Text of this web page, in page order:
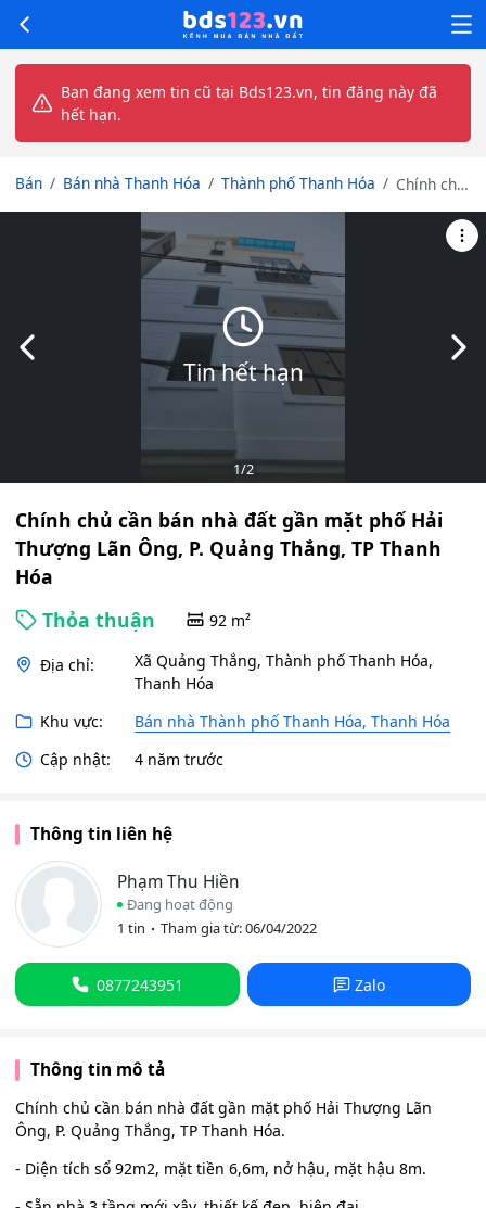
Bạn đang xem tin cũ tại Bds123.vn, tin đăng này đã
hết hạn.
Bán Bán nhà Thanh Hóa Thành phố Thanh Hóa
Chính chủ
nhà đất
gần mặt
P. Quảng
Thắng, TP
Tin hết hạn
Slide trước
1/2
Chính chủ cần bán nhà đất gần mặt phố Hải
Thượng Lãn Ông, P. Quảng Thắng, TP Thanh
Hóa
Thỏa thuận
92 m²
Địa chỉ:
Xã Quảng Thắng, Thành phố Thanh Hóa,
Thanh Hóa
Khu vực:
Bán nhà Thành phố Thanh Hóa, Thanh Hóa
Cập nhật:
4 năm trước
Thông tin liên hệ
Phạm Thu Hiền
Đang hoạt động
1 tin
Tham gia từ: 06/04/2022
0877243951 Zalo
Thông tin mô tả
Chính chủ cần bán nhà đất gần mặt phố Hải Thượng Lãn
Ông, P. Quảng Thắng, TP Thanh Hóa.
- Diện tích sổ 92m2, mặt tiền 6,6m, nở hậu, mặt hậu 8m.